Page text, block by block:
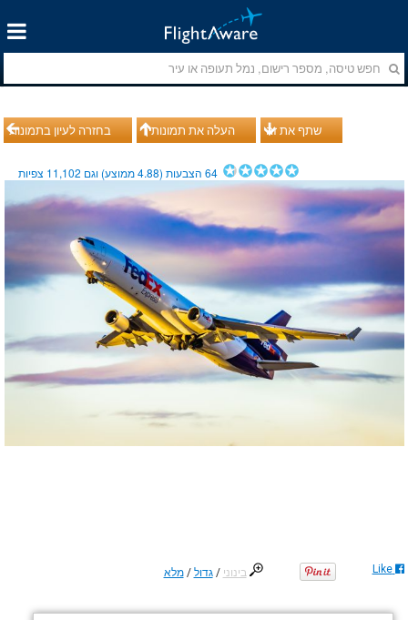
בחזרה לעיון בתמונות העלה את תמונותיך שתף את זה
64הצבעות (4.88ממוצע) וגם 11,102 צפיות
בינוני /גדול /מלא Like